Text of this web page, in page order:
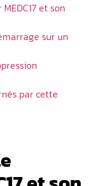
et son
sur un
par cette